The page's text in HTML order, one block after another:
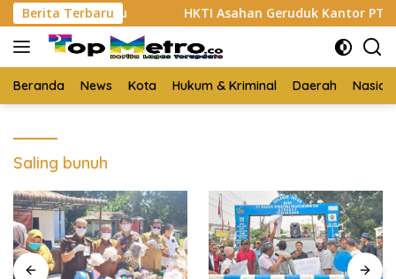
Langsung
ke
konten
Berita Terbaru
Lebih Sabu HKTI Asahan Geruduk Kantor PT BSP
Beranda News Kota Hukum & Kriminal Daerah
Saling bunuh